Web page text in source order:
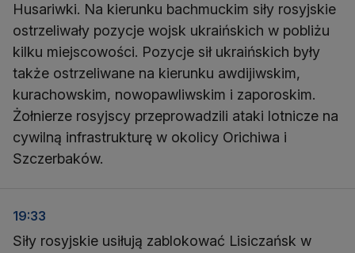
Husariwki. Na kierunku bachmuckim siły rosyjskie
ostrzeliwały pozycje wojsk ukraińskich w pobliżu
kilku miejscowości. Pozycje sił ukraińskich były
także ostrzeliwane na kierunku awdijiwskim,
kurachowskim, nowopawliwskim i zaporoskim.
Żołnierze rosyjscy przeprowadzili ataki lotnicze na
cywilną infrastrukturę w okolicy Orichiwa i
Szczerbaków.
19:33
Siły rosyjskie usiłują zablokować Lisiczańsk w